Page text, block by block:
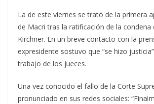
La de este viernes se trató de la primera
de Macri tras la ratificación de la condena
Kirchner. En un breve contacto con la
expresidente sostuvo que “se hizo
trabajo de los jueces.
Una vez conocido el fallo de la Corte
pronunciado en sus redes sociales: